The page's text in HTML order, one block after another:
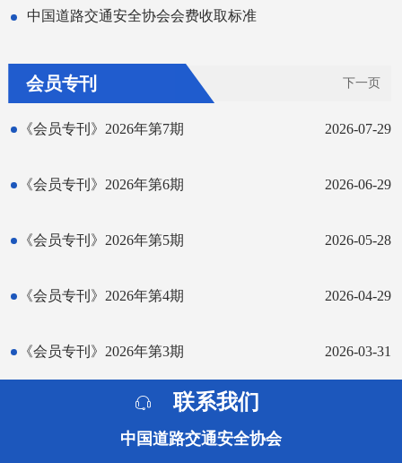
中国道路交通安全协会会费收取标准
会员专刊 下一页
《会员专刊》2026年第7期 2026-07-29
《会员专刊》2026年第6期 2026-06-29
《会员专刊》2026年第5期 2026-05-28
《会员专刊》2026年第4期 2026-04-29
《会员专刊》2026年第3期 2026-03-31
联系我们
中国道路交通安全协会